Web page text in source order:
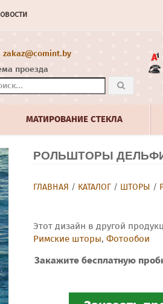
zakaz@comint.by
проезда
МАТИРОВАНИЕ СТЕКЛА
РОЛЬШТОРЫ
ГЛАВНАЯ / КАТАЛОГ / ШТОРЫ /
Этот дизайн в другой
Римские шторы, Фотообои
Закажите бесплатную